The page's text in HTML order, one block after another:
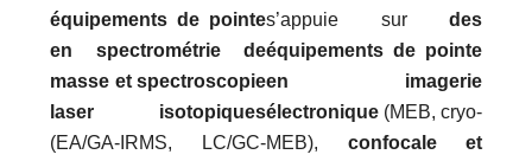
équipements de pointe
en spectrométrie de
masse et spectroscopie
laser isotopiques
(EA/GA-IRMS, LC/GC-
s’appuie sur des
équipements de pointe
en imagerie
électronique (MEB, cryo-
MEB), confocale et